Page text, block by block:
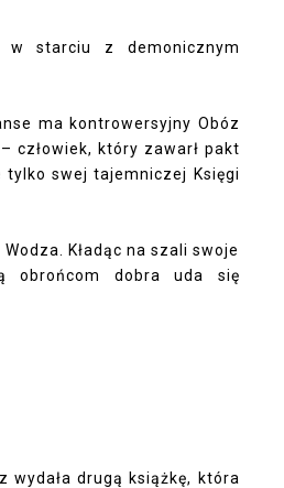
w starciu z demonicznym
ma kontrowersyjny Obóz
człowiek, który zawarł pakt
tylko swej tajemniczej Księgi
Kładąc na szali swoje
obrońcom dobra uda się
wydała drugą książkę, która